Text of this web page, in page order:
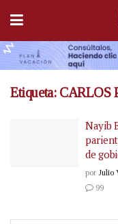
Etiqueta: CARLOS
Nayib
de
por Julio
99